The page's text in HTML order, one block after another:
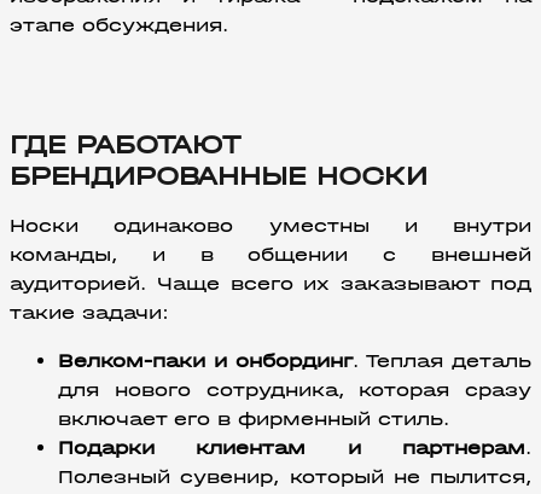
этапе обсуждения.
ГДЕ РАБОТАЮТ
БРЕНДИРОВАННЫЕ НОСКИ
Носки одинаково уместны и внутри
команды, и в общении с внешней
аудиторией. Чаще всего их заказывают под
такие задачи:
Велком-паки и онбординг. Теплая деталь
для нового сотрудника, которая сразу
включает его в фирменный стиль.
Подарки клиентам и партнерам.
Полезный сувенир, который не пылится,